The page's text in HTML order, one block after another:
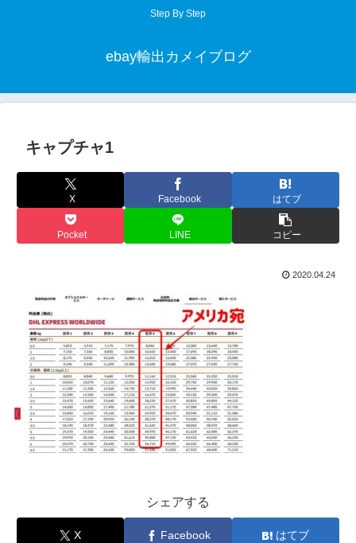
Step By Step
ebay輸出カメイブログ
キャプチャ1
X Facebook はてブ
Pocket LINE コピー
2020.04.24
シェアする
X Facebook はてブ